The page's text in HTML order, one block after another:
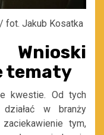
fot. Jakub Kosatka
tematy
kwestie. Od tych
w branży
tym,